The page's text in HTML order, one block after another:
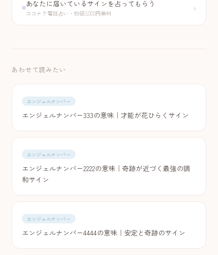
あなたに届いているサインを占ってもらう
ココナラ電話占い・初回3,000円無料 ›
あわせて読みたい
エンジェルナンバー
エンジェルナンバー333の意味｜才能が花ひらくサイン
エンジェルナンバー
エンジェルナンバー2222の意味｜奇跡が近づく最強の調
和サイン
エンジェルナンバー
エンジェルナンバー4444の意味｜安定と奇跡のサイン